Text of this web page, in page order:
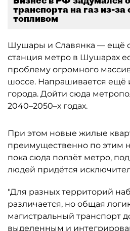
транспорта на газ из-за
топливом
Шушары и Славянка — ещё
станция метро в Шушарах
проблему огромного
шоссе. Напрашивается ещё
города. Дойти сюда
2040–2050–х годах.
При этом новые жилые
преимущественно по этим
пока сюда ползёт метро,
людей придётся
"Для разных территорий
различается, но общая
магистральный транспорт
выделенным и